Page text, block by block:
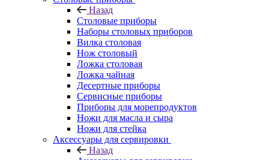
Назад
Столовые приборы
Наборы столовых приборов
Вилка столовая
Нож столовый
Ложка столовая
Ложка чайная
Десертные приборы
Сервисные приборы
Приборы для морепродуктов
Ножи для масла и сыра
Ножи для стейка
Аксессуары для сервировки
Назад